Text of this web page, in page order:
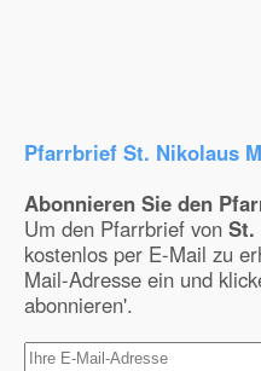
Pfarrbrief St. Nikolaus
Abonnieren Sie den
Um den Pfarrbrief von St.
kostenlos per E-Mail zu
Mail-Adresse ein und
abonnieren'.